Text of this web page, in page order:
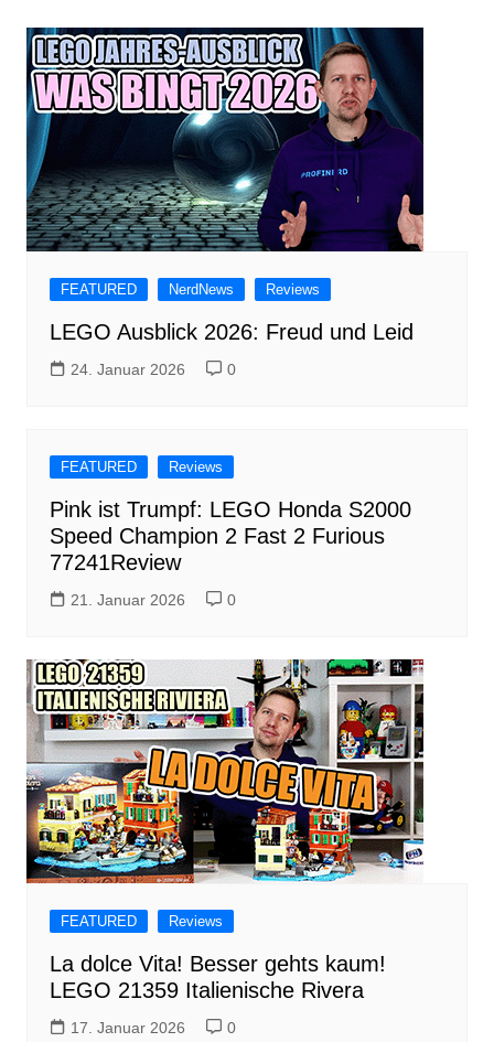
FEATURED NerdNews Reviews
LEGO Ausblick 2026: Freud und Leid
24. Januar 2026 0
FEATURED Reviews
Pink ist Trumpf: LEGO Honda S2000
Speed Champion 2 Fast 2 Furious
77241Review
21. Januar 2026 0
FEATURED Reviews
La dolce Vita! Besser gehts kaum!
LEGO 21359 Italienische Rivera
17. Januar 2026 0